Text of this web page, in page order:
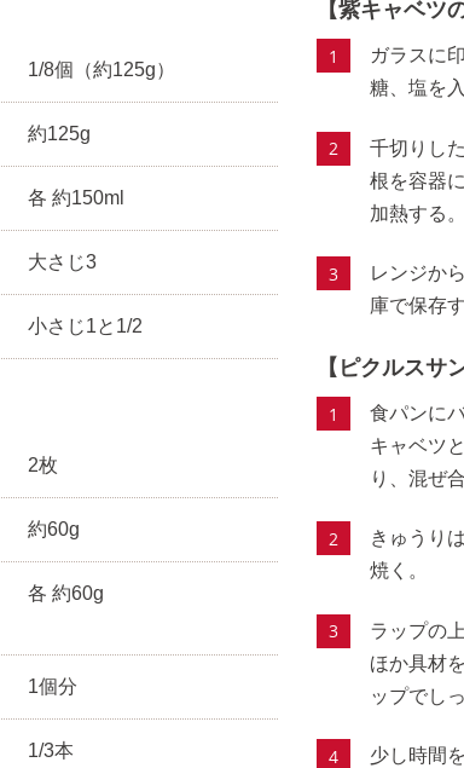
1/8個（約125g）
約125g
各 約150ml
大さじ3
小さじ1と1/2
2枚
約60g
各 約60g
1個分
1/3本
【紫キャベツ
ガラスに
糖、塩を
千切りし
根を容器
加熱する。
レンジか
庫で保存す
【ピクルスサ
食パンに
キャベツ
り、混ぜ
きゅうり
焼く。
ラップの
ほか具材
ップでし
少し時間